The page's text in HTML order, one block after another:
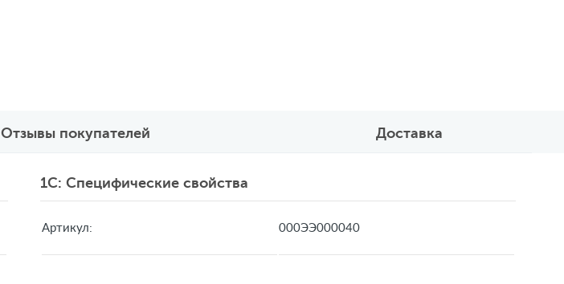
Отзывы покупателей Доставка
1C: Специфические свойства
Артикул: 000ЭЭ000040